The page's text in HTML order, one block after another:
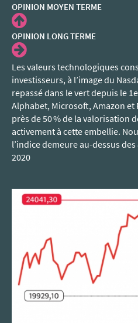
OPINION MOYEN TERME
OPINION LONG TERME
Les valeurs technologiques
investisseurs, à l’image du
repassé dans le vert depuis le
Alphabet, Microsoft, Amazon
près de 50 % de la valorisation
activement à cette embellie.
l’indice demeure au-dessus
2020